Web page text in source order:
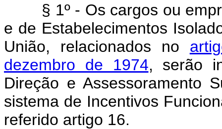
§ 1º - Os cargos ou
e de Estabelecimentos
União, relacionados no
dezembro de 1974, serão
Direção e Assessoramento
sistema de Incentivos
referido artigo 16.